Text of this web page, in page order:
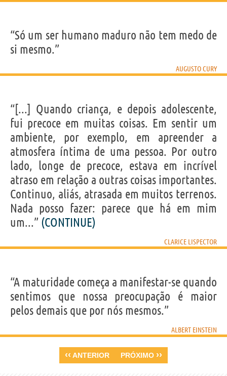
“Só um ser humano maduro não tem medo de
si mesmo.”
AUGUSTO CURY
“[...] Quando criança, e depois adolescente,
fui precoce em muitas coisas. Em sentir um
ambiente, por exemplo, em apreender a
atmosfera íntima de uma pessoa. Por outro
lado, longe de precoce, estava em incrível
atraso em relação a outras coisas importantes.
Continuo, aliás, atrasada em muitos terrenos.
Nada posso fazer: parece que há em mim
um...” (CONTINUE)
CLARICE LISPECTOR
“A maturidade começa a manifestar-se quando
sentimos que nossa preocupação é maior
pelos demais que por nós mesmos.”
ALBERT EINSTEIN
‹‹ ANTERIOR PRÓXIMO ››